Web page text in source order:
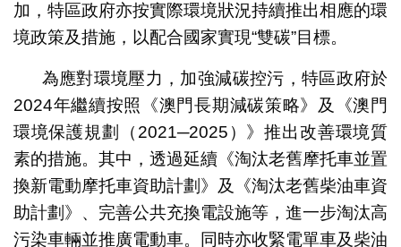
加，特區政府亦按實際環境狀況持續推出相應的環
境政策及措施，以配合國家實現“雙碳”目標。
為應對環境壓力，加強減碳控污，特區政府於
2024年繼續按照《澳門長期減碳策略》及《澳門
環境保護規劃（2021─2025）》推出改善環境質
素的措施。其中，透過延續《淘汰老舊摩托車並置
換新電動摩托車資助計劃》及《淘汰老舊柴油車資
助計劃》、完善公共充換電設施等，進一步淘汰高
污染車輛並推廣電動車。同時亦收緊電單車及柴油